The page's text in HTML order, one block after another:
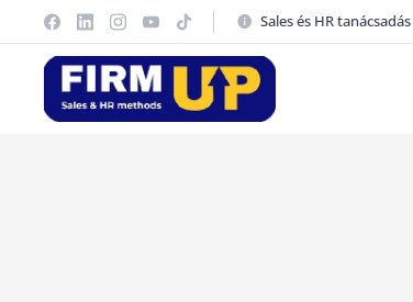
Sales és HR tanácsadás